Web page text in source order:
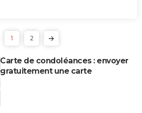
1 2
Carte de condoléances : envoyer
gratuitement une carte